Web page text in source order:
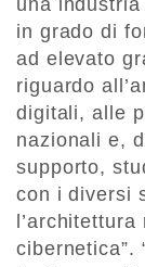
in grado di
ad elevato
riguardo
digitali, alle
nazionali e,
supporto,
con i diversi
cibernetica”.